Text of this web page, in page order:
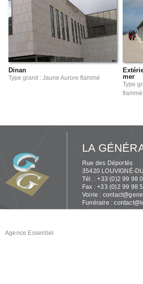
Dinan
Type granit : Jaune Aurore flammé
mer
Type
flammé
LA
Rue des Déportés
35420 LOUVIGNÉ-
Tél. : +33 (0)2 99 98
Fax : +33 (0)2 99 98
Voirie :
Funéraire :
Agence Essentiel